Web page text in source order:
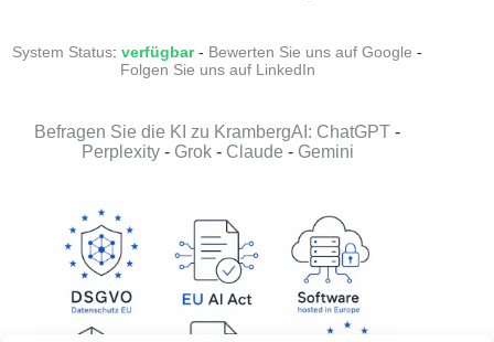
System Status:verfügbar- Bewerten Sie uns auf Google -
Folgen Sie uns auf LinkedIn
Befragen Sie die KI zu KrambergAI: ChatGPT -
Perplexity- Grok- Claude - Gemini